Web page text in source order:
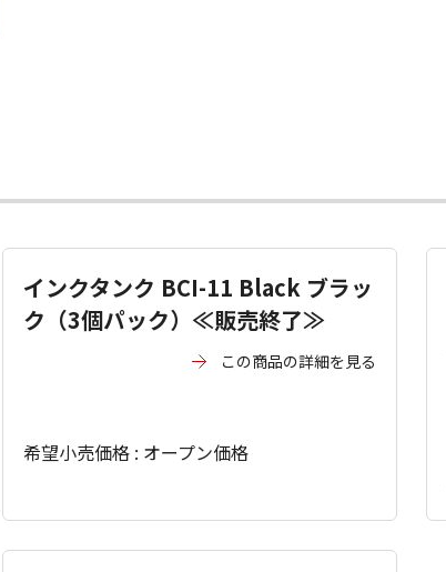
インクタンク BCI-11 Black ブラッ
ク（3個パック）≪販売終了≫
この商品の詳細を見る
希望小売価格 : オープン価格